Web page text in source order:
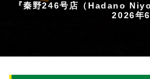
『秦野246号店（Hadano
2026年6